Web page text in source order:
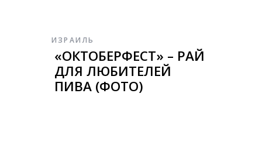
ИЗРАИЛЬ
«ОКТОБЕРФЕСТ» – РАЙ
ДЛЯ ЛЮБИТЕЛЕЙ
ПИВА (ФОТО)